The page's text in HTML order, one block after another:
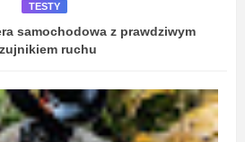
TESTY
samochodowa z prawdziwym
ruchu